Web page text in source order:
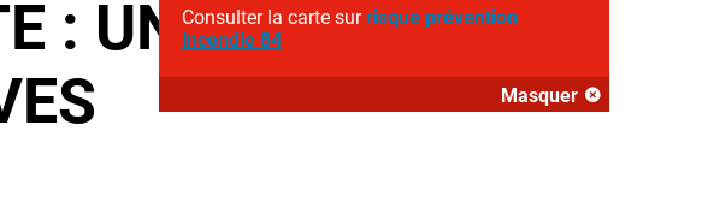
Consulter la carte surrisque prévention
incendie 84
Masquer
: UN NOUVEL